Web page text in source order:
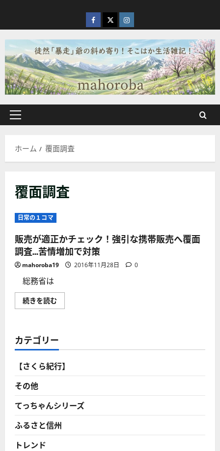
を
ス
キ
ッ
プ
facebook
X Instagram
メ
ン
ー
ホーム 覆面調査
覆面調査
日常の１コマ
販売が適正かチェック！強引な携帯販売へ覆面
調査…苦情増加で対策
mahoroba19 2016年11月28日 0
総務省は
続きを読む
売
チ
ェ
ク！
強
引
帯
販
売
へ
覆
面
調
カテゴリー
【さくら紀行】
その他
てっちゃんシリーズ
ふるさと信州
トレンド